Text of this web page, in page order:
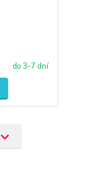
do 3-7 dní